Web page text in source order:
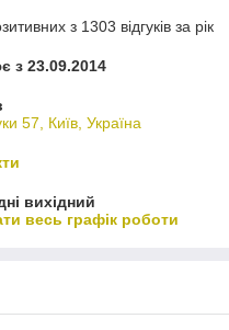
з 1303 відгуків за рік
з 23.09.2014
57, Київ, Україна
вихідний
весь графік роботи